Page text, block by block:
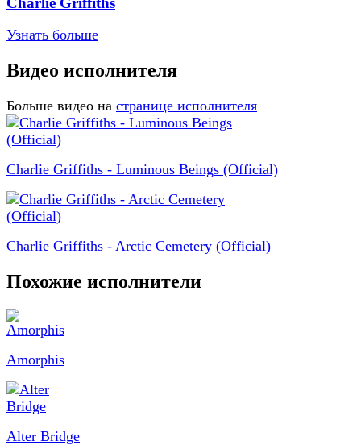
Узнать больше
Видео исполнителя
Больше видео на странице исполнителя
Charlie Griffiths - Luminous Beings (Official)
Charlie Griffiths - Arctic Cemetery (Official)
Похожие исполнители
Amorphis
Alter Bridge